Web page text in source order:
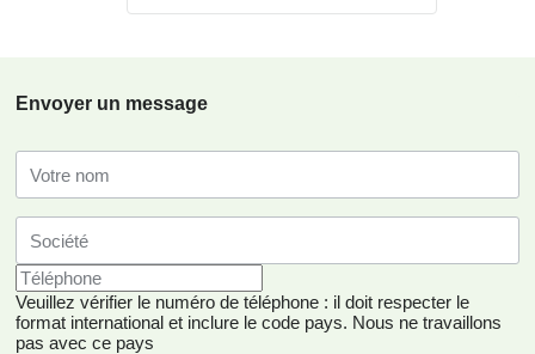
Envoyer un message
Veuillez vérifier le numéro de téléphone : il doit respecter le
format international et inclure le code pays. Nous ne travaillons
pas avec ce pays